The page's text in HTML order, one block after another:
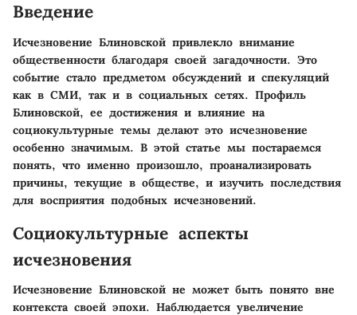
Введение
Исчезновение Блиновской привлекло внимание
общественности благодаря своей загадочности. Это
событие стало предметом обсуждений и спекуляций
как в СМИ, так и в социальных сетях. Профиль
Блиновской, ее достижения и влияние на
социокультурные темы делают это исчезновение
особенно значимым. В этой статье мы постараемся
понять, что именно произошло, проанализировать
причины, текущие в обществе, и изучить последствия
для восприятия подобных исчезновений.
Социокультурные аспекты
исчезновения
Исчезновение Блиновской не может быть понято вне
контекста своей эпохи. Наблюдается увеличение